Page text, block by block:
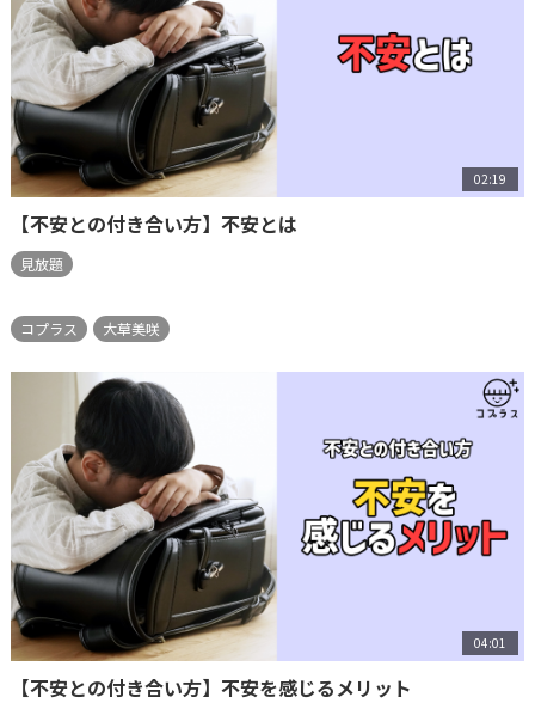
02:19
【不安との付き合い方】不安とは
見放題
コプラス 大草美咲
04:01
【不安との付き合い方】不安を感じるメリット